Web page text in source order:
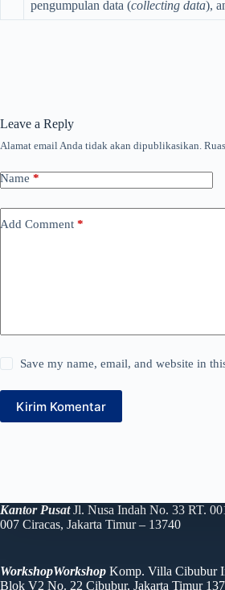
pengumpulan data (collecting data),
Leave a Reply
Alamat email Anda tidak akan dipublikasikan.
Name *
Add Comment *
Save my name, email, and website in
Kirim Komentar
Kantor PusatJl. Nusa Indah No. 33 RT.
007 Ciracas, Jakarta Timur – 13740
WorkshopWorkshop Komp. Villa Cibubur
Blok V2 No. 22 Cibubur, Jakarta Timur